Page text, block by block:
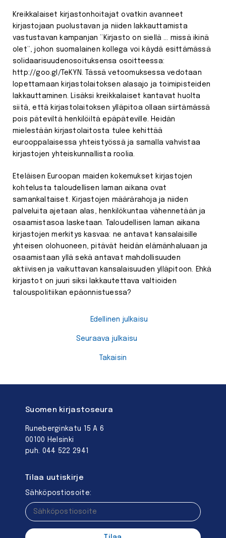
Kreikkalaiset kirjastonhoitajat ovatkin avanneet
kirjastojaan puolustavan ja niiden lakkauttamista
vastustavan kampanjan ”Kirjasto on siellä … missä ikinä
olet”, johon suomalainen kollega voi käydä esittämässä
solidaarisuudenosoituksensa osoitteessa:
http://goo.gl/TeKYN. Tässä vetoomuksessa vedotaan
lopettamaan kirjastolaitoksen alasajo ja toimipisteiden
lakkauttaminen. Lisäksi kreikkalaiset kantavat huolta
siitä, että kirjastolaitoksen ylläpitoa ollaan siirtämässä
pois päteviltä henkilöiltä epäpäteville. Heidän
mielestään kirjastolaitosta tulee kehittää
eurooppalaisessa yhteistyössä ja samalla vahvistaa
kirjastojen yhteiskunnallista roolia.
Eteläisen Euroopan maiden kokemukset kirjastojen
kohtelusta taloudellisen laman aikana ovat
samankaltaiset. Kirjastojen määrärahoja ja niiden
palveluita ajetaan alas, henkilökuntaa vähennetään ja
osaamistasoa lasketaan. Taloudellisen laman aikana
kirjastojen merkitys kasvaa: ne antavat kansalaisille
yhteisen olohuoneen, pitävät heidän elämänhaluaan ja
osaamistaan yllä sekä antavat mahdollisuuden
aktiivisen ja vaikuttavan kansalaisuuden ylläpitoon. Ehkä
kirjastot on juuri siksi lakkautettava valtioiden
talouspolitiikan epäonnistuessa?
Edellinen julkaisu
Takaisin
Seuraava julkaisu
Suomen kirjastoseura
Runeberginkatu 15 A 6
00100 Helsinki
puh. 044 522 2941
Tilaa uutiskirje
Sähköpostiosoite: